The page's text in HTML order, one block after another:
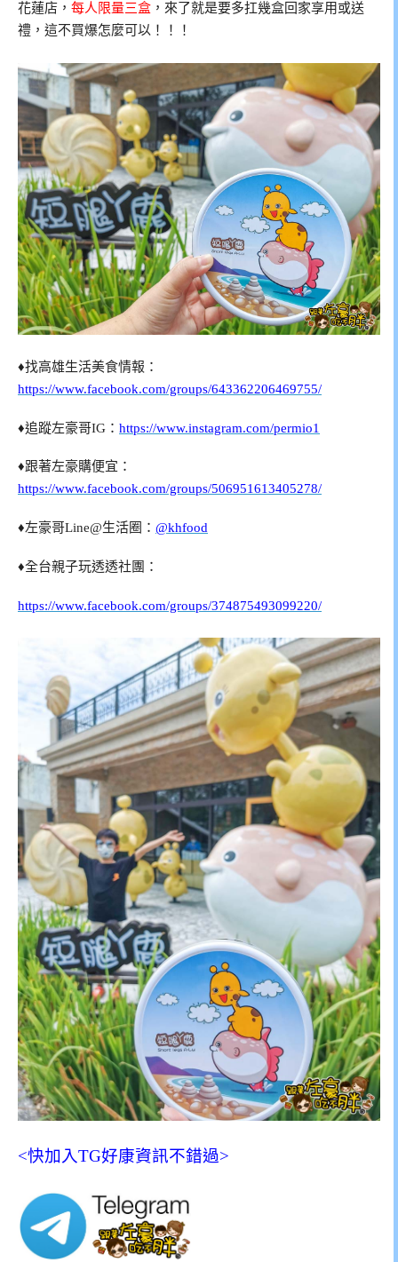
花蓮店， 每人限量三盒 ，來了就是要多扛幾盒回家享用或送
禮，這不買爆怎麼可以！！！
♦找高雄生活美食情報：
https://www.facebook.com/groups/643362206469755/
♦追蹤左豪哥IG： https://www.instagram.com/permio1
♦跟著左豪購便宜：
https://www.facebook.com/groups/506951613405278/
♦左豪哥Line@生活圈： @khfood
♦全台親子玩透透社團：
https://www.facebook.com/groups/374875493099220/
<快加入TG好康資訊不錯過>